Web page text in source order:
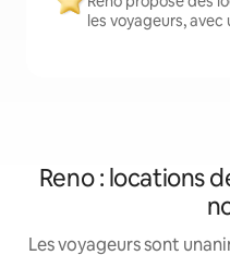
les voyageurs, avec
Reno : locations
Les voyageurs sont